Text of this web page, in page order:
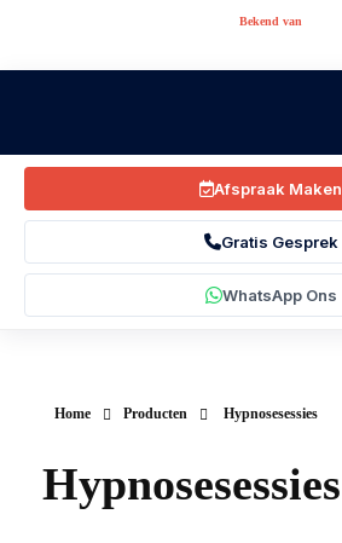
Bekend van
Afspraak Maken
Gratis Gesprek
WhatsApp Ons
Home Producten Hypnosesessies
Hypnosesessies